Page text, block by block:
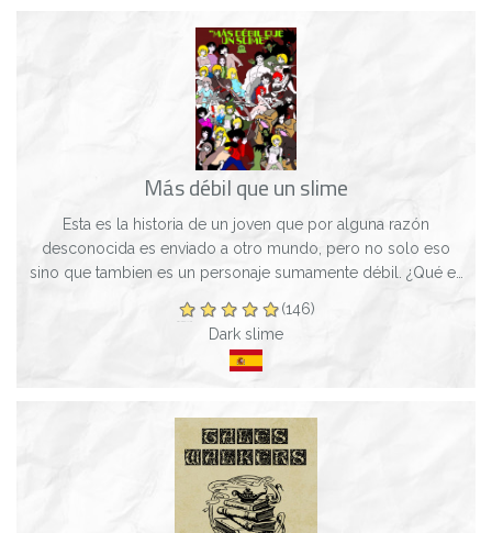
Más débil que un slime
Esta es la historia de un joven que por alguna razón
desconocida es enviado a otro mundo, pero no solo eso
sino que tambien es un personaje sumamente débil. ¿Qué es
(146)
Dark slime